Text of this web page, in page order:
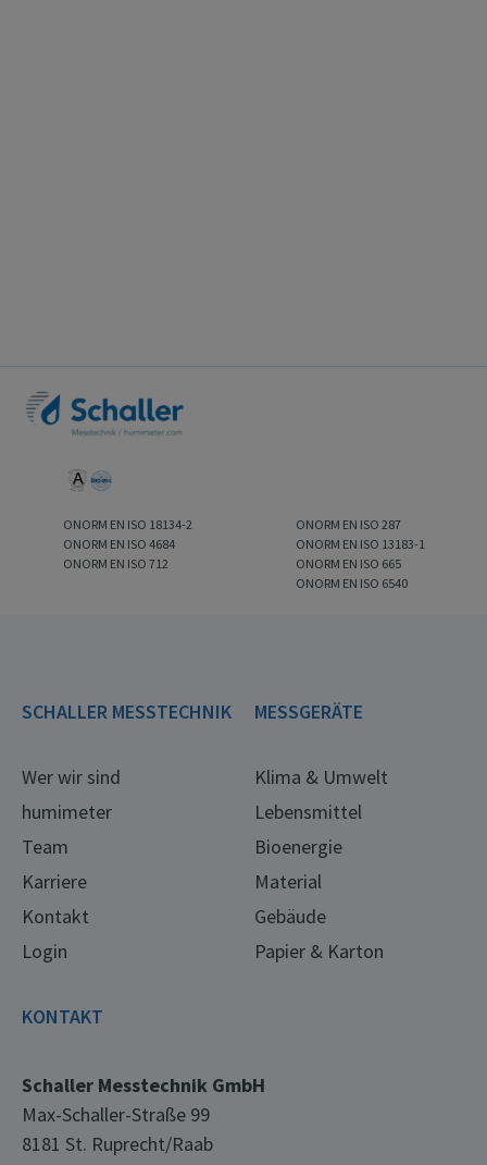
ONORM EN ISO 18134-2
ONORM EN ISO 4684
ONORM EN ISO 712
ONORM EN ISO 287
ONORM EN ISO 13183-1
ONORM EN ISO 665
ONORM EN ISO 6540
SCHALLER MESSTECHNIK
Wer wir sind
humimeter
Team
Karriere
Kontakt
Login
MESSGERÄTE
Klima & Umwelt
Lebensmittel
Bioenergie
Material
Gebäude
Papier & Karton
KONTAKT
Schaller Messtechnik GmbH
Max-Schaller-Straße 99
8181 St. Ruprecht/Raab